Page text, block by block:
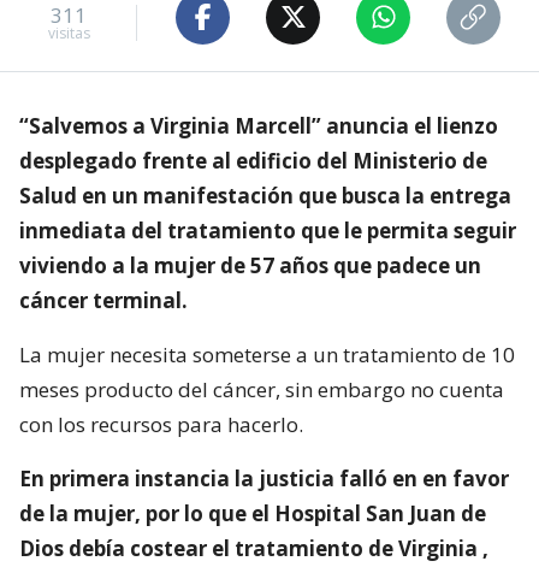
311
visitas
“Salvemos a Virginia Marcell” anuncia el lienzo
desplegado frente al edificio del Ministerio de
Salud en un manifestación que busca la entrega
inmediata del tratamiento que le permita seguir
viviendo a la mujer de 57 años que padece un
cáncer terminal.
La mujer necesita someterse a un tratamiento de 10
meses producto del cáncer, sin embargo no cuenta
con los recursos para hacerlo.
En primera instancia la justicia falló en en favor
de la mujer, por lo que el Hospital San Juan de
Dios debía costear el tratamiento de Virginia ,